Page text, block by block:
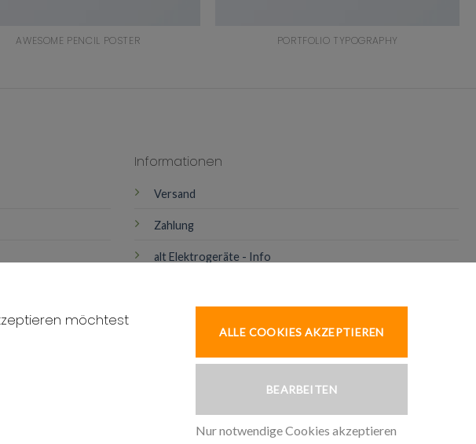
AWESOME PENCIL POSTER PORTFOLIO TYPOGRAPHY
Informationen
Versand
Zahlung
alt Elektrogeräte - Info
möchtest
ALLE COOKIES AKZEPTIEREN
BEARBEITEN
Nur notwendige Cookies akzeptieren